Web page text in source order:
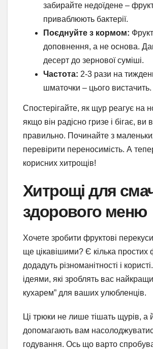
забирайте недоїдене –
приваблюють бактерії.
Поєднуйте з кормом:
доповнення, а не основа.
десерт до зернової суміші.
Частота: 2-3 рази на
шматочки – цього вистачить.
Спостерігайте, як щур реагує на
якщо він радісно гризе і бігає, ви
правильно. Починайте з
перевірити переносимість. А
корисних хитрощів!
Хитрощі для
здорового меню
Хочете зробити фруктові
ще цікавішими? Є кілька простих
додадуть різноманітності і
ідеями, які зроблять вас
кухарем” для ваших улюбленців.
Ці трюки не лише тішать щурів, а
допомагають вам
годування. Ось що варто